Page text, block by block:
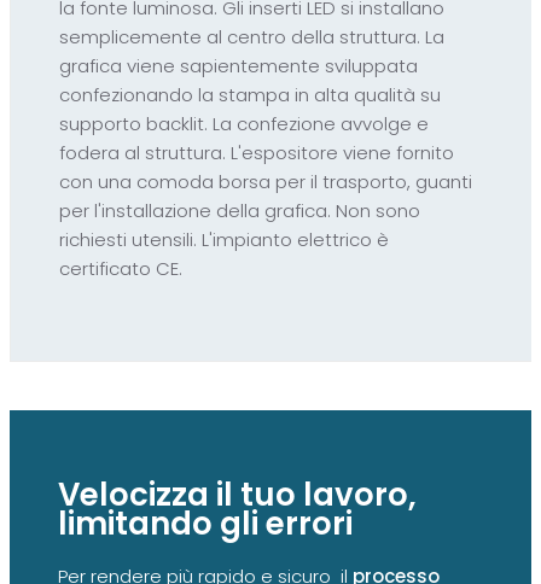
la fonte luminosa. Gli inserti LED si installano
semplicemente al centro della struttura. La
grafica viene sapientemente sviluppata
confezionando la stampa in alta qualità su
supporto backlit. La confezione avvolge e
fodera al struttura. L'espositore viene fornito
con una comoda borsa per il trasporto, guanti
per l'installazione della grafica. Non sono
richiesti utensili. L'impianto elettrico è
certificato CE.
Velocizza il tuo lavoro,
limitando gli errori
Per rendere più rapido e sicuro il processo